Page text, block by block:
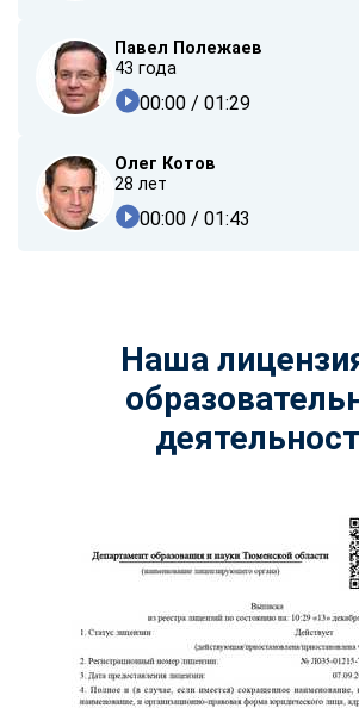
Павел Полежаев
43 года
00:00 / 01:29
Олег Котов
28 лет
00:00 / 01:43
Наша